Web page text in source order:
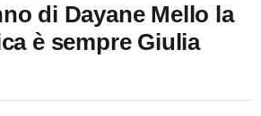
di Dayane Mello la
è sempre Giulia